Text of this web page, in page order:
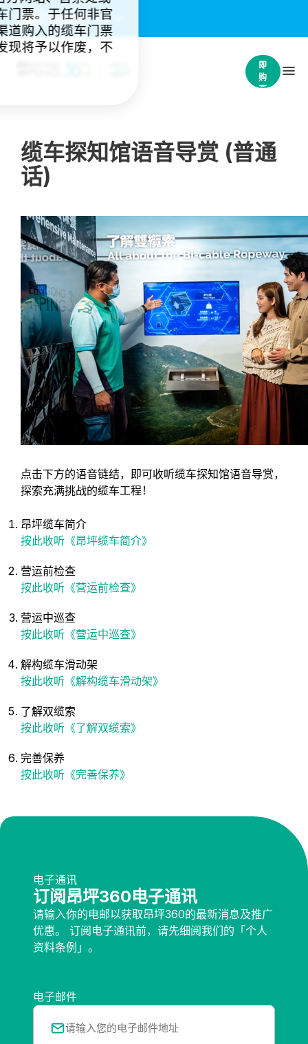
重要通知：(4)
立
即
购
票
门票。于任何非官
道购入的缆车门票
现将予以作废，不
缆车探知馆语音导赏 (普通
话)
点击下方的语音链结，即可收听缆车探知馆语音导赏，
探索充满挑战的缆车工程！
昂坪缆车简介
按此收听《昂坪缆车简介》
营运前检查
按此收听《营运前检查》
营运中巡查
按此收听《营运中巡查》
解构缆车滑动架
按此收听《解构缆车滑动架》
了解双缆索
按此收听《了解双缆索》
完善保养
按此收听《完善保养》
电子通讯
订阅昂坪360电子通讯
请输入你的电邮以获取昂坪360的最新消息及推广
优惠。 订阅电子通讯前，请先细阅我们的「个人
资料条例」。
电子邮件